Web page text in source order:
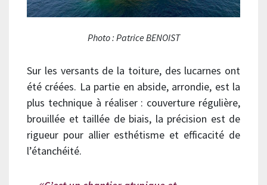
Photo : Patrice BENOIST
Sur les versants de la toiture, des lucarnes ont
été créées. La partie en abside, arrondie, est la
plus technique à réaliser : couverture régulière,
brouillée et taillée de biais, la précision est de
rigueur pour allier esthétisme et efficacité de
l’étanchéité.